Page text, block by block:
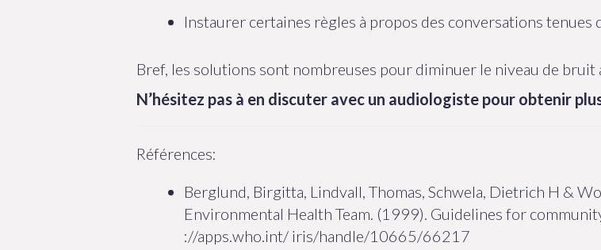
Instaurer certaines règles à propos des conversations tenues
Bref, les solutions sont nombreuses pour diminuer le niveau de bruit
N’hésitez pas à en discuter avec un audiologiste pour obtenir
Références:
Berglund, Birgitta, Lindvall, Thomas, Schwela, Dietrich H &
Environmental Health Team. (1999). Guidelines for
://apps.who.int/ iris/handle/10665/66217